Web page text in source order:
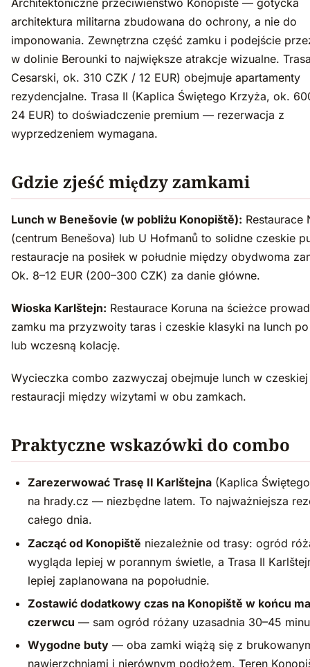
Architektoniczne przeciwieństwo Konopiště — gotycka
architektura militarna zbudowana do ochrony, a nie do
imponowania. Zewnętrzna część zamku i podejście
w dolinie Berounki to największe atrakcje wizualne.
Cesarski, ok. 310 CZK / 12 EUR) obejmuje apartamenty
rezydencjalne. Trasa II (Kaplica Świętego Krzyża, ok.
24 EUR) to doświadczenie premium — rezerwacja z
wyprzedzeniem wymagana.
Gdzie zjeść między zamkami
Lunch w Benešovie (w pobliżu Konopiště): Restaurace
(centrum Benešova) lub U Hofmanů to solidne czeskie
restauracje na posiłek w południe między obydwoma
Ok. 8–12 EUR (200–300 CZK) za danie główne.
Wioska Karlštejn: Restaurace Koruna na ścieżce
zamku ma przyzwoity taras i czeskie klasyki na lunch
lub wczesną kolację.
Wycieczka combo zazwyczaj obejmuje lunch w czeskiej
restauracji między wizytami w obu zamkach.
Praktyczne wskazówki do combo
Zarezerwować Trasę II Karlštejna (Kaplica
na hrady.cz — niezbędne latem. To najważniejsza
całego dnia.
Zacząć od Konopiště niezależnie od trasy: ogród
wygląda lepiej w porannym świetle, a Trasa II
lepiej zaplanowana na popołudnie.
Zostawić dodatkowy czas na Konopiště w końcu
czerwcu — sam ogród różany uzasadnia 30–45
Wygodne buty — oba zamki wiążą się z
nawierzchniami i nierównym podłożem. Teren